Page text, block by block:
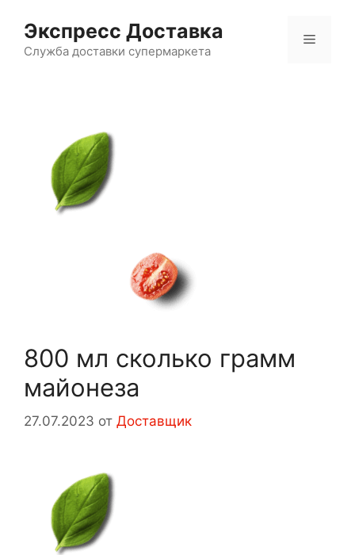
содержимому
Экспресс Доставка
Служба доставки супермаркета
Меню
800 мл сколько грамм
майонеза
27.07.2023 от Доставщик